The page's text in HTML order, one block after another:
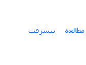
پیشرفت